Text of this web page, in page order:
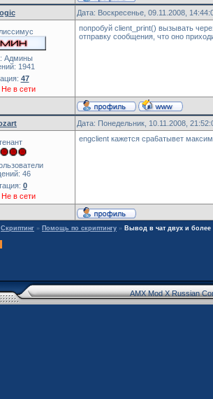
Дата: Воскресенье, 09.11.2008,
Админы
1941
47
Не в сети
попробуй client_print() вызывать
отправку сообщения, что оно
Дата: Понедельник, 10.11.2008,
46
0
Не в сети
engclient кажется сра6атывет
Скриптинг » Помощь по скриптингу » Вывод в чат двух и
AMX Mod X Russian